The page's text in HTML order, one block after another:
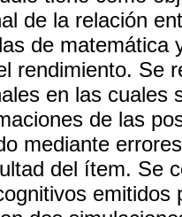
de la relación
de matemática
rendimiento. Se
en las cuales
de las
mediante
del ítem. Se